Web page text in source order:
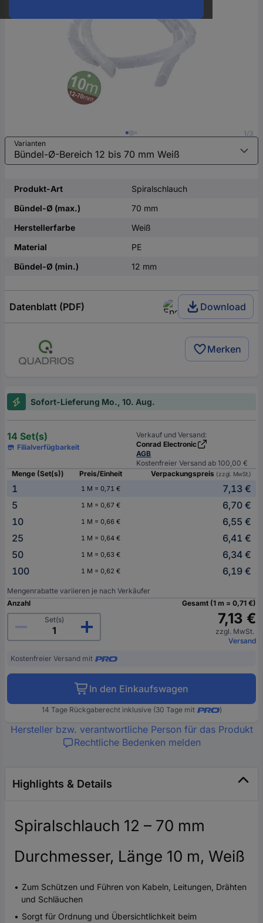
1/3
Varianten
Produkt-Art
Spiralschlauch
Bündel-Ø (max.)
70 mm
Herstellerfarbe
Weiß
Material
PE
Bündel-Ø (min.)
12 mm
Datenblatt (PDF) Download
Merken
Sofort-Lieferung Mo., 10. Aug.
14 Set(s)
Filialverfügbarkeit
Verkauf und Versand:
Conrad Electronic
AGB
Kostenfreier Versand ab 100,00 €
Menge (Set(s))
Preis/Einheit Verpackungspreis (zzgl. MwSt.)
1 1 M = 0,71 €
7,13 €
5
1 M = 0,67 €
6,70 €
10
1 M = 0,66 €
6,55 €
25
1 M = 0,64 €
6,41 €
50
1 M = 0,63 €
6,34 €
100
1 M = 0,62 € 6,19 €
Mengenrabatte variieren je nach Verkäufer
Anzahl
Set(s)
Gesamt (1 m = 0,71 €)
7,13 €
zzgl. MwSt.
Versand
Kostenfreier Versand mit
In den Einkaufswagen
14 Tage Rückgaberecht inklusive (30 Tage mit )
Hersteller bzw. verantwortliche Person für das Produkt
Rechtliche Bedenken melden
Highlights & Details
Spiralschlauch 12 – 70 mm
Durchmesser, Länge 10 m, Weiß
Zum Schützen und Führen von Kabeln, Leitungen, Drähten
und Schläuchen
Sorgt für Ordnung und Übersichtlichkeit beim